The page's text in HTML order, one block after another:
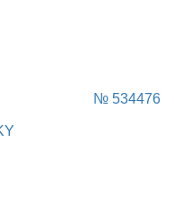
№ 534476